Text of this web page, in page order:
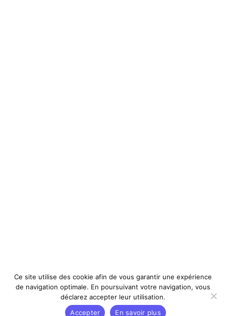
Ce site utilise des cookie afin de vous garantir une expérience
de navigation optimale. En poursuivant votre navigation, vous
déclarez accepter leur utilisation.
Accepter
En savoir plus